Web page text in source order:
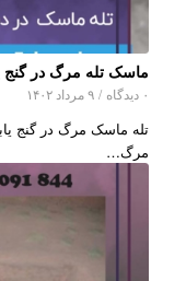
ماسک تله مرگ در گنج
۰ دیدگاه / ۹ مرداد ۱۴۰۲
تله ماسک مرگ در گنج
مرگ…